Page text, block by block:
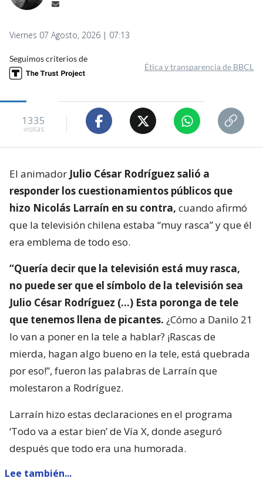
Viernes 07 Agosto, 2026 | 07:13
Seguimos criterios de
Ética y transparencia de BBCL
1335
visitas
El animador Julio César Rodríguez salió a
responder los cuestionamientos públicos que
hizo Nicolás Larraín en su contra, cuando afirmó
que la televisión chilena estaba “muy rasca” y que él
era emblema de todo eso.
“Quería decir que la televisión está muy rasca,
no puede ser que el símbolo de la televisión sea
Julio César Rodríguez (…) Esta poronga de tele
que tenemos llena de picantes. ¿Cómo a Danilo 21
lo van a poner en la tele a hablar? ¡Rascas de
mierda, hagan algo bueno en la tele, está quebrada
por eso!”, fueron las palabras de Larraín que
molestaron a Rodríguez.
Larraín hizo estas declaraciones en el programa
‘Todo va a estar bien’ de Vía X, donde aseguró
después que todo era una humorada.
Lee también...